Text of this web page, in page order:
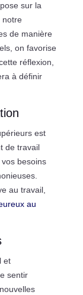
sur la
notre
de manière
on favorise
réflexion,
à définir
est
de travail
besoins
au travail,
au
et
sentir